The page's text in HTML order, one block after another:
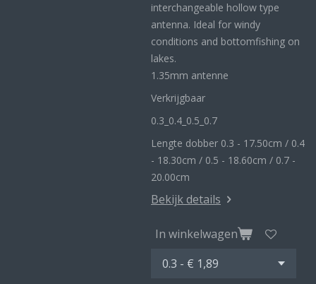
interchangeable hollow type
antenna. Ideal for windy
conditions and bottomfishing on
lakes.
1.35mm antenne
Verkrijgbaar
0.3_ 0.4_ 0.5_0.7
Lengte dobber 0.3 - 17.50cm / 0.4
- 18.30cm / 0.5 - 18.60cm / 0.7 -
20.00cm
Bekijk details
In winkelwagen